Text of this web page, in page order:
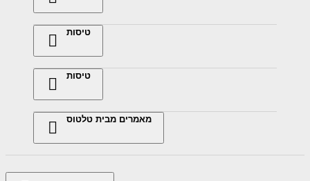
טיסות
טיסות
מאמרים מבית טלטוס